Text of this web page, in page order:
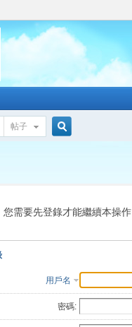
帖子
索
您需要先登錄才能繼續本操作
用戶名
密碼: